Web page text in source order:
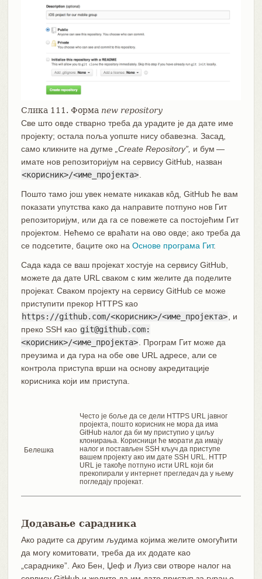
Слика 111. Форма new repository
Све што овде стварно треба да урадите је да дате име
пројекту; остала поља уопште нису обавезна. Засад,
само кликните на дугме „Create Repository”, и бум —
имате нов репозиторијум на сервису GitHub, назван
<корисник>/<име_пројекта>
Пошто тамо још увек немате никакав кôд, GitHub ће вам
показати упутства како да направите потпуно нов Гит
репозиторијум, или да га се повежете са постојећим Гит
пројектом. Нећемо се враћати на ово овде; ако треба да
се подсетите, баците око на Основе програма Гит.
Сада када се ваш пројекат хостује на сервису GitHub,
можете да дате URL сваком с ким желите да поделите
пројекат. Сваком пројекту на сервису GitHub се може
приступити прекор HTTPS као
https://github.com/<корисник>/<име_пројекта> , и
преко SSH као git@github.com:
<корисник>/<име_пројекта> . Програм Гит може да
преузима и да гура на обе ове URL адресе, али се
контрола приступа врши на основу акредитације
корисника који им приступа.
Белешка
Често је боље да се дели HTTPS URL јавног
пројекта, пошто корисник не мора да има
GitHub налог да би му приступио у циљу
клонирања. Корисници ће морати да имају
налог и постављен SSH кључ да приступе
вашем пројекту ако им дате SSH URL. HTTP
URL је такође потпуно исти URL који би
прекопирали у интернет прегледач да у њему
погледају пројекат.
Додавање сарадника
Ако радите са другим људима којима желите омогућити
да могу комитовати, треба да их додате као
„сараднике”. Ако Бен, Џеф и Луиз сви отворе налог на